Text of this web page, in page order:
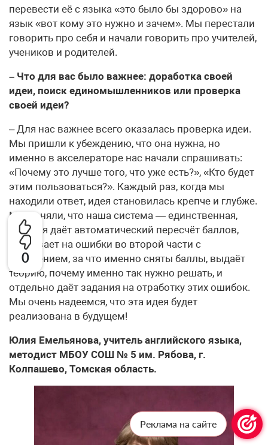
0
перевести её с языка «это было бы здорово» на
язык «вот кому это нужно и зачем». Мы перестали
говорить про себя и начали говорить про учителей,
учеников и родителей.
– Что для вас было важнее: доработка своей
идеи, поиск единомышленников или проверка
своей идеи?
– Для нас важнее всего оказалась проверка идеи.
Мы пришли к убеждению, что она нужна, но
именно в акселераторе нас начали спрашивать:
«Почему это лучше того, что уже есть?», «Кто будет
этим пользоваться?». Каждый раз, когда мы
находили ответ, идея становилась крепче и глубже.
Мы поняли, что наша система — единственная,
которая даёт автоматический пересчёт баллов,
указывает на ошибки во второй части с
пояснением, за что именно сняты баллы, выдаёт
теорию, почему именно так нужно решать, и
отдельно даёт задания на отработку этих ошибок.
Мы очень надеемся, что эта идея будет
реализована в будущем!
Юлия Емельянова, учитель английского языка,
методист МБОУ СОШ № 5 им. Рябова, г.
Колпашево, Томская область.
Реклама на сайте